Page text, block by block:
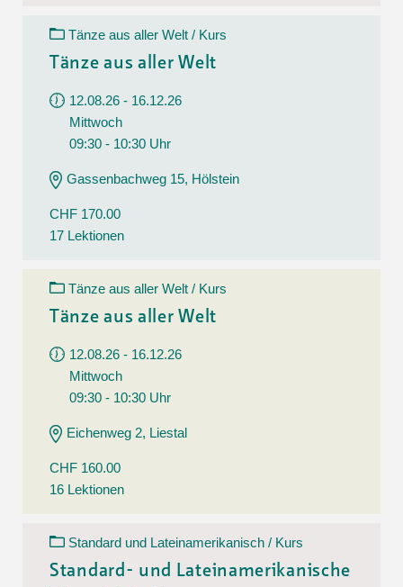
Tänze aus aller Welt / Kurs
Tänze aus aller Welt
12.08.26 - 16.12.26
Mittwoch
09:30 - 10:30 Uhr
Gassenbachweg 15, Hölstein
CHF 170.00
17 Lektionen
Tänze aus aller Welt / Kurs
Tänze aus aller Welt
12.08.26 - 16.12.26
Mittwoch
09:30 - 10:30 Uhr
Eichenweg 2, Liestal
CHF 160.00
16 Lektionen
Standard und Lateinamerikanisch / Kurs
Standard- und Lateinamerikanische